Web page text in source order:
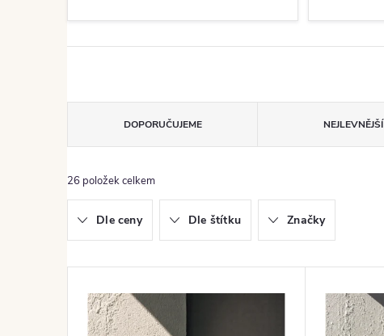
Řazení produktů
DOPORUČUJEME NEJLEVNĚJŠÍ
26 položek celkem
Dle ceny Dle štítku Značky
Výpis produktů